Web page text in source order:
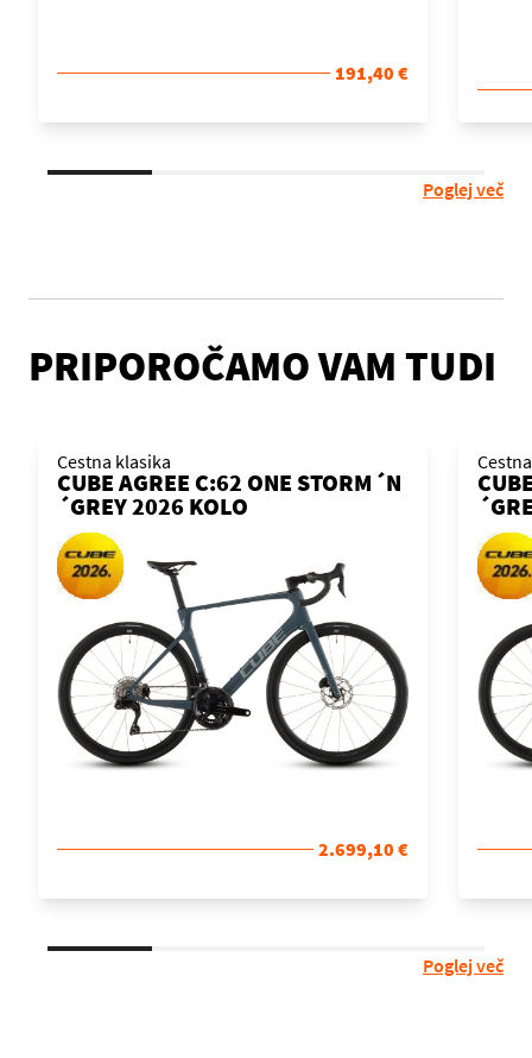
191,40 €
Poglej več
PRIPOROČAMO VAM TUDI
Cestna klasika
CUBE AGREE C:62 ONE STORM´N
´GREY 2026 KOLO
2.699,10 €
Poglej več